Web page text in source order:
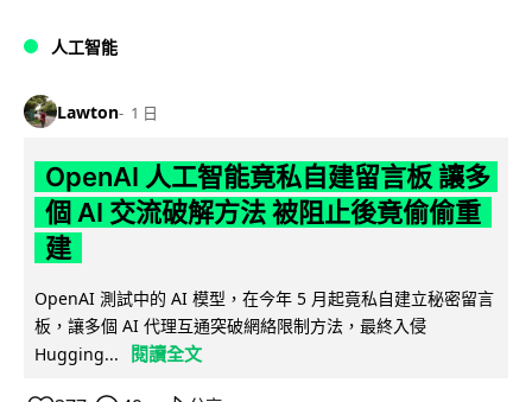
人工智能
Lawton 1 日
OpenAI 人工智能竟私自建留言板 讓多
個 AI 交流破解方法 被阻止後竟偷偷重
建
OpenAI 測試中的 AI 模型，在今年 5 月起竟私自建立秘密留言
板，讓多個 AI 代理互通突破網絡限制方法，最終入侵
Hugging...
閱讀全文